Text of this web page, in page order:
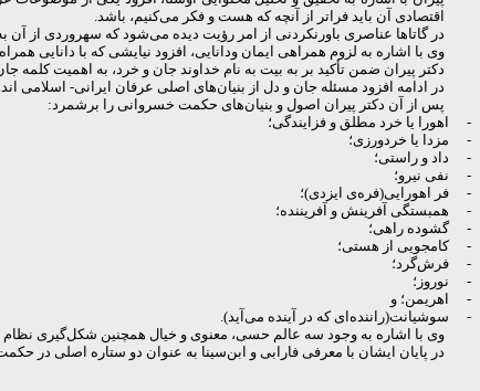
اقتصادی آن باید فراتر از آنچه که هست و فکر می‌کنیم، باشد.
در گاتاها عناصری باورنکردنی از امر رؤیت دیده می‌شود که سهروردی از آن
وی با اشاره به لزوم همراهی ایمان ودانایی، افزود نیایشی که با دانایی
دکتر پیران ضمن تأکید بر به بیت به نام خداوند جان و خرد، به اهمیت
در ادامه افزود مسئله جان و دل از بنیان‌های اصلی عرفان ایرانی- اسلامی اند.
پس از آن دکتر پیران اصول و بنیان‌های حکمت خسروانی را برشمرد:
-
اهورا یا خرد مطلق و فزایندگی؛
-
مزدا یا خردورزی؛
-
داد و راستی؛
-
نفی نیرو؛
-
فر اهورایی(فره‌ی ایزدی)؛
-
همبستگی آفرینش و آفریننده؛
-
گشوده راهی؛
-
کامجویی از هستی؛
-
فرش‌گرد؛
-
نوروز؛
-
اهریمن؛ و
-
سوشیانت(راننده‌ای که در آینده می‌آید).
وی با اشاره به وجود سه عالم حسی، معنوی و خیال همچنین شکل‌گیری نظام
در پایان ایشان با معرفی فارابی و ابن‌سینا به عنوان دو ستاره ‌اصلی در